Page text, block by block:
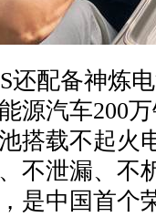
配备神炼
源汽车200
搭载不起火
不泄漏、不
是中国首个